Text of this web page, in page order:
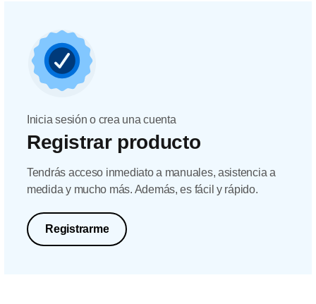
Inicia sesión o crea una cuenta
Registrar producto
Tendrás acceso inmediato a manuales, asistencia a
medida y mucho más. Además, es fácil y rápido.
Registrarme